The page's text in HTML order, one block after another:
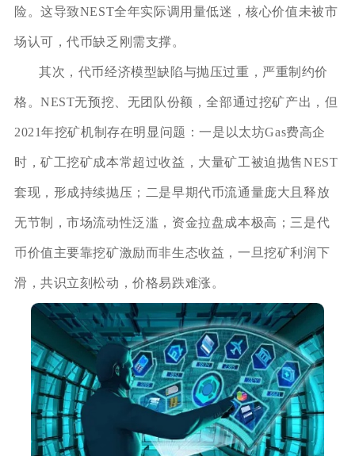
险。这导致NEST全年实际调用量低迷，核心价值未被市
场认可，代币缺乏刚需支撑。
其次，代币经济模型缺陷与抛压过重，严重制约价
格。NEST无预挖、无团队份额，全部通过挖矿产出，但
2021年挖矿机制存在明显问题：一是以太坊Gas费高企
时，矿工挖矿成本常超过收益，大量矿工被迫抛售NEST
套现，形成持续抛压；二是早期代币流通量庞大且释放
无节制，市场流动性泛滥，资金拉盘成本极高；三是代
币价值主要靠挖矿激励而非生态收益，一旦挖矿利润下
滑，共识立刻松动，价格易跌难涨。